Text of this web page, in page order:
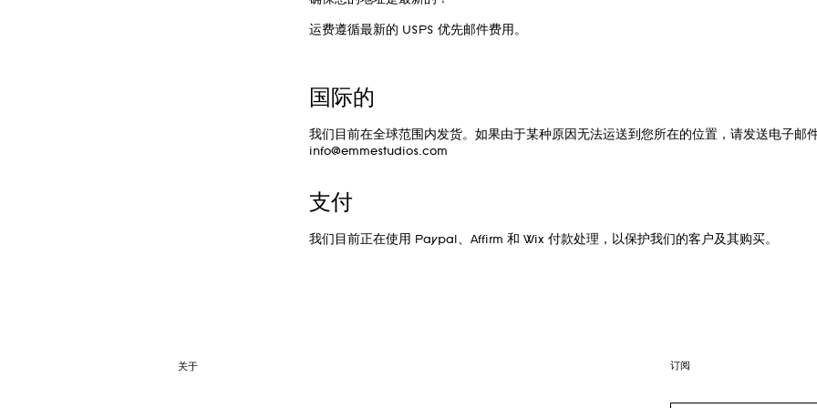
运费遵循最新的 USPS 优先邮件费用。
国际的
我们目前在全球范围内发货。如果由于某种原因无法运送到您所在的位置，请发送电子邮
info@emmestudios.com
支付
我们目前正在使用 Paypal、Affirm 和 Wix 付款处理，以保护我们的客户及其购买。
关于 订阅